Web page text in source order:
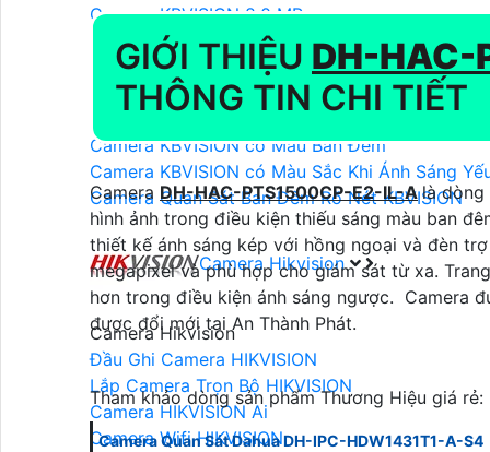
Camera KBVISION 8.0 MP
LẮP ĐẶT CAMERA KBVISION
Camera KBVISION Báo Động
Camera KBVISION Ghi Âm
Camera KBVISION có Màu Ban Đêm
Camera KBVISION có Màu Sắc Khi Ánh Sáng
Camera Quan Sát Ban Đêm Rõ Nét KBVISION
Camera Hikvision
Camera Hikvision
Đầu Ghi Camera HIKVISION
Lắp Camera Trọn Bộ HIKVISION
Camera HIKVISION Ai
Camera Wifi HIKVISION
GIỚI THIỆU DH-HAC-
THÔNG TIN CHI TIẾT
Camera DH-HAC-PTS1500CP-E2-IL-A là dòng
hình ảnh trong điều kiện thiếu sáng màu ban
thiết kế ánh sáng kép với hồng ngoại và đèn
megapixel và phù hợp cho giám sát từ xa.
hơn trong điều kiện ánh sáng ngược. Camera
được đổi mới tại An Thành Phát.
Tham khảo dòng sản phẩm Thương Hiệu giá rẻ:
Camera Quan Sát Dahua DH-IPC-HDW1431T1-A-S4